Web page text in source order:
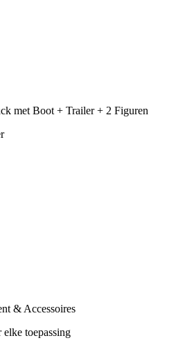
met Boot + Trailer + 2 Figuren
& Accessoires
toepassing